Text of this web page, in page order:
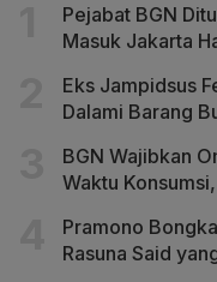
Pejabat BGN
Masuk Jakarta
Eks Jampidsus
Dalami Barang
BGN Wajibkan
Waktu
Pramono
Rasuna Said